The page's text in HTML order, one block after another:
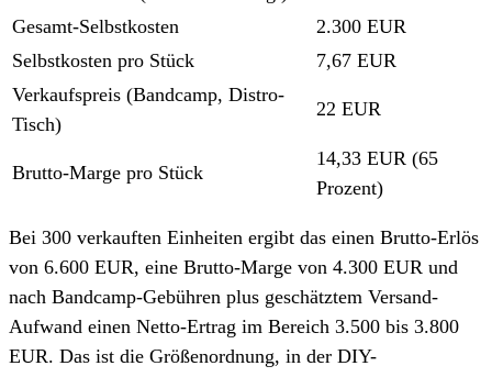
Gesamt-Selbstkosten
2.300 EUR
Selbstkosten pro Stück
7,67 EUR
Verkaufspreis (Bandcamp, Distro-
Tisch)
22 EUR
Brutto-Marge pro Stück
14,33 EUR (65
Prozent)
Bei 300 verkauften Einheiten ergibt das einen Brutto-Erlös
von 6.600 EUR, eine Brutto-Marge von 4.300 EUR und
nach Bandcamp-Gebühren plus geschätztem Versand-
Aufwand einen Netto-Ertrag im Bereich 3.500 bis 3.800
EUR. Das ist die Größenordnung, in der DIY-